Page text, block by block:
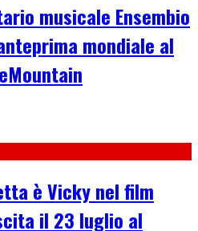
musicale Ensembio
mondiale al
è Vicky nel film
il 23 luglio al